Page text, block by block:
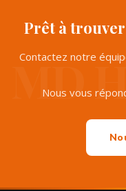
Prêt à
Contactez notre
Nous vous